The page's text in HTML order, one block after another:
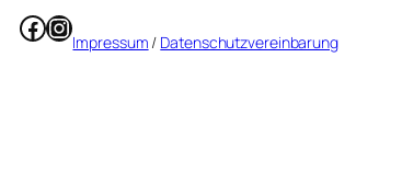
Facebook
Instagram
Impressum / Datenschutzvereinbarung